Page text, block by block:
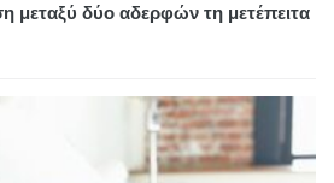
μεταξύ δύο αδερφών τη μετέπειτα